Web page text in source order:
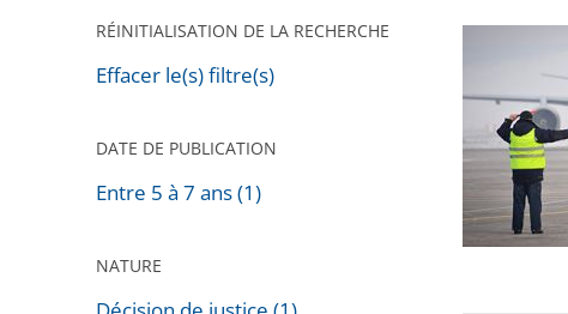
pour
après
RÉINITIALISATION DE LA RECHERCHE
Effacer le(s) filtre(s)
DATE DE PUBLICATION
Entre 5 à 7 ans (1)
NATURE
l'aéroport
de
Toulouse-
Blagnac